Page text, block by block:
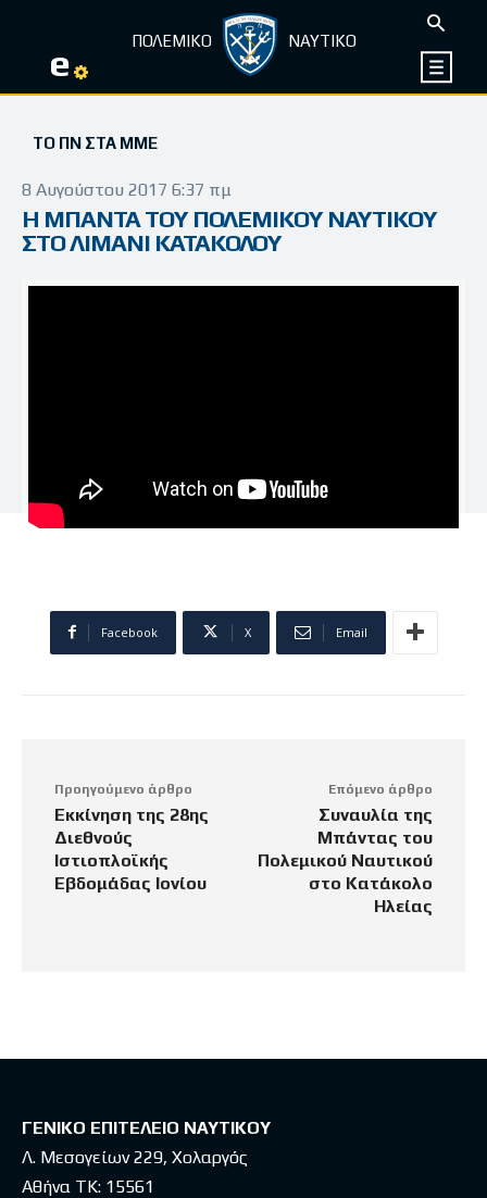
e ΠΟΛΕΜΙΚΟ ΝΑΥΤΙΚΟ
ΤΟ ΠΝ ΣΤΑ ΜΜΕ
8 Αυγούστου 2017 6:37 πμ
Η ΜΠΑΝΤΑ ΤΟΥ ΠΟΛΕΜΙΚΟΥ ΝΑΥΤΙΚΟΥ
ΣΤΟ ΛΙΜΑΝΙ ΚΑΤΑΚΟΛΟΥ
Facebook X Email
Προηγούμενο άρθρο
Εκκίνηση της 28ης
Διεθνούς
Ιστιοπλοϊκής
Εβδομάδας Ιονίου
Επόμενο άρθρο
Συναυλία της
Μπάντας του
Πολεμικού Ναυτικού
στο Κατάκολο
Ηλείας
ΓΕΝΙΚΟ ΕΠΙΤΕΛΕΙΟ ΝΑΥΤΙΚΟΥ
Λ. Μεσογείων 229, Χολαργός
Αθήνα ΤΚ: 15561